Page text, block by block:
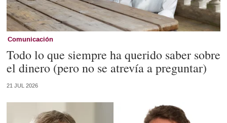
Comunicación
Todo lo que siempre ha querido saber sobre
el dinero (pero no se atrevía a preguntar)
21 JUL 2026